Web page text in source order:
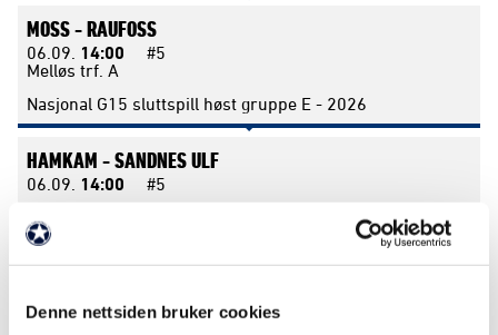
Denne nettsiden bruker cookies
MOSS -RAUFOSS
06.09. 14:00
#5
Melløs trf. A
Nasjonal G15 sluttspill høst gruppe E - 2026
HAMKAM -SANDNES ULF
06.09. 14:00
#5
Nasjonal G15 sluttspill høst gruppe D - 2026
SARPSBORG 08 -BODØ/GLIMT
Sarpsborg st KG